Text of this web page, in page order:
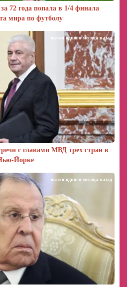
72 года попала в 1/4 финала
мира по футболу
с главами МВД трех стран в
Йорке
около одного месяца назад
около одного месяца назад